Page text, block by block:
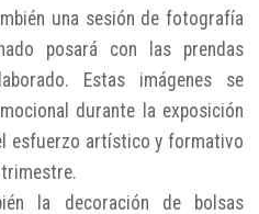
una sesión de fotografía
posará con las prendas
Estas imágenes se
durante la exposición
esfuerzo artístico y formativo
la decoración de bolsas